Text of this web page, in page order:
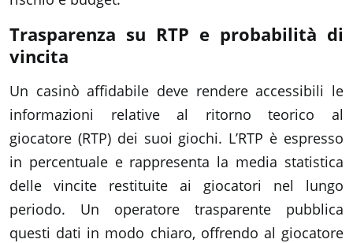
Trasparenza su RTP e probabilità di
vincita
Un casinò affidabile deve rendere accessibili le
informazioni relative al ritorno teorico al
giocatore (RTP) dei suoi giochi. L’RTP è espresso
in percentuale e rappresenta la media statistica
delle vincite restituite ai giocatori nel lungo
periodo. Un operatore trasparente pubblica
questi dati in modo chiaro, offrendo al giocatore